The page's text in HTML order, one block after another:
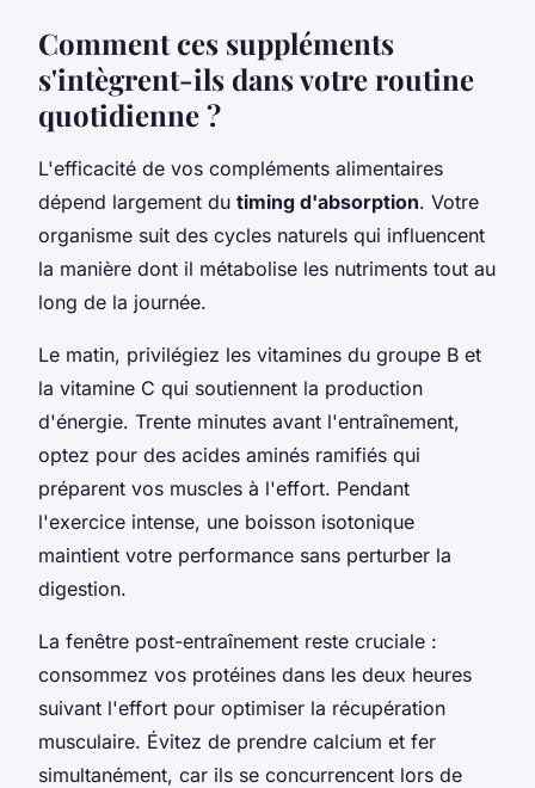
Comment ces suppléments
s'intègrent-ils dans votre routine
quotidienne ?
L'efficacité de vos compléments alimentaires
dépend largement du timing d'absorption. Votre
organisme suit des cycles naturels qui influencent
la manière dont il métabolise les nutriments tout au
long de la journée.
Le matin, privilégiez les vitamines du groupe B et
la vitamine C qui soutiennent la production
d'énergie. Trente minutes avant l'entraînement,
optez pour des acides aminés ramifiés qui
préparent vos muscles à l'effort. Pendant
l'exercice intense, une boisson isotonique
maintient votre performance sans perturber la
digestion.
La fenêtre post-entraînement reste cruciale :
consommez vos protéines dans les deux heures
suivant l'effort pour optimiser la récupération
musculaire. Évitez de prendre calcium et fer
simultanément, car ils se concurrencent lors de